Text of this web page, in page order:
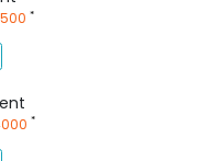
*
*